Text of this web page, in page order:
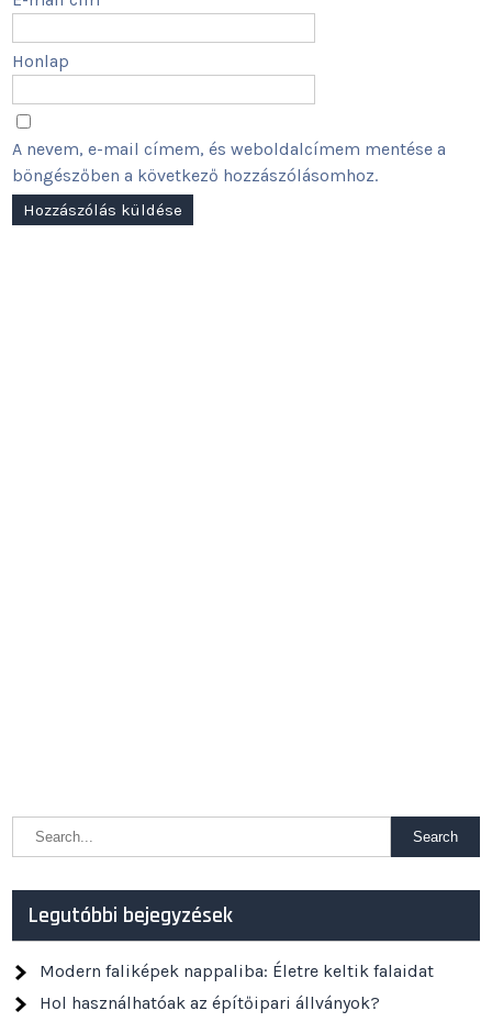
Honlap
A nevem, e-mail címem, és weboldalcímem mentése a
böngészőben a következő hozzászólásomhoz.
Legutóbbi bejegyzések
Modern faliképek nappaliba: Életre keltik falaidat
Hol használhatóak az építőipari állványok?